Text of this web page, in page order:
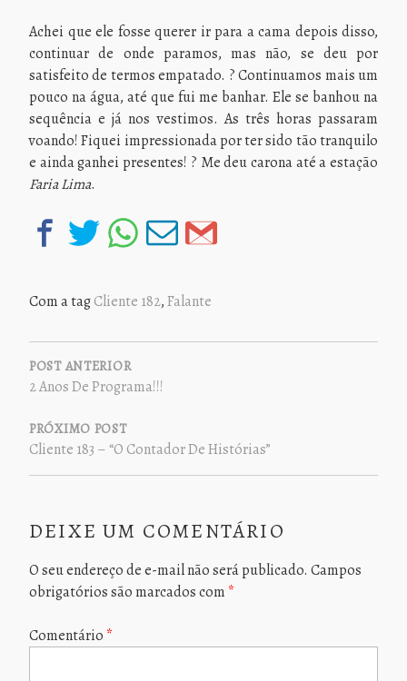
Achei que ele fosse querer ir para a cama depois disso,
continuar de onde paramos, mas não, se deu por
satisfeito de termos empatado. ? Continuamos mais um
pouco na água, até que fui me banhar. Ele se banhou na
sequência e já nos vestimos. As três horas passaram
voando! Fiquei impressionada por ter sido tão tranquilo
e ainda ganhei presentes! ? Me deu carona até a estação
FariaLima.
Com a tagCliente 182,Falante
NAVEGAÇÃO
DE
POST
POST ANTERIOR
2 Anos De Programa!!!
PRÓXIMO POST
Cliente 183 – “O Contador De Histórias”
DEIXE UM COMENTÁRIO
O seu endereço de e-mail não será publicado. Campos
obrigatórios são marcados com *
Comentário *